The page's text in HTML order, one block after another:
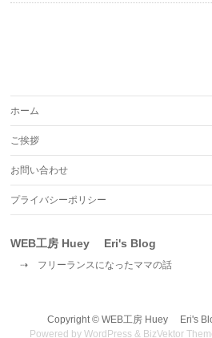
ホーム
ご挨拶
お問い合わせ
プライバシーポリシー
WEB工房 Huey Eri's Blog
⇢ フリーランスになったママの話
Copyright © WEB工房 Huey Eri's
Powered byWordPress & BizVektor